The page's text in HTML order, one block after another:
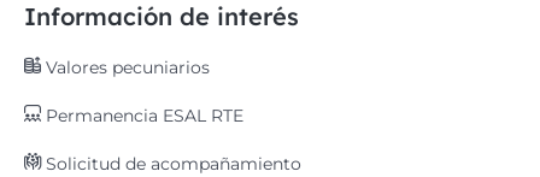
Información de interés
Valores pecuniarios
Permanencia ESAL RTE
Solicitud de acompañamiento